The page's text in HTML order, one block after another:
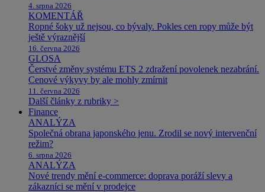
4. srpna 2026
KOMENTÁŘ
Ropné šoky už nejsou, co bývaly. Pokles cen ropy může být
ještě výraznější
16. června 2026
GLOSA
Čerstvé změny systému ETS 2 zdražení povolenek nezabrání.
Cenové výkyvy by ale mohly zmírnit
11. června 2026
Další články z rubriky >
Finance
ANALÝZA
Společná obrana japonského jenu. Zrodil se nový intervenční
režim?
6. srpna 2026
ANALÝZA
Nové trendy mění e-commerce: doprava poráží slevy a
zákazníci se mění v prodejce